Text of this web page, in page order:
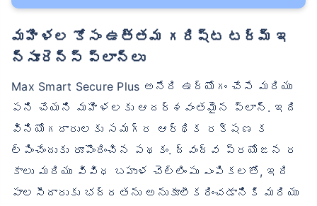
మహిళల కోసం ఉత్తమ గరిష్ట టర్మ్ ఇ
న్సూరెన్స్ ప్లాన్‌లు
Max Smart Secure Plus అనేది ఉద్యోగం చేసే మరియు
పని చేయని మహిళలకు ఆదర్శవంతమైన ప్లాన్. ఇది
వినియోగదారులకు సమగ్ర ఆర్థిక రక్షణ క
ల్పించేందుకు రూపొందించిన పథకం. ద్వంద్వ ప్రయోజన ర
కాలు మరియు వివిధ బహుళ చెల్లింపు ఎంపికలతో, ఇది
పాలసీదారుకు భద్రతను అనుకూలీకరించడానికి మరియు